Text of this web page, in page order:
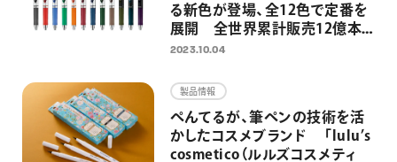
る新色が登場、全12色で定番を
展開 全世界累計販売12億本
超の速乾ゲルインキボールペン
2023.10.04
製品情報
ぺんてるが、筆ペンの技術を活
かしたコスメブランド 「lulu’s
cosmetico（ルルズコスメティ